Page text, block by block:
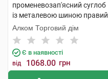
променевозап'ясний суглоб
із металевою шиною правий
універсальний 1 шт
Алком Торговий дім
Є в наявності
від 1068.00 грн